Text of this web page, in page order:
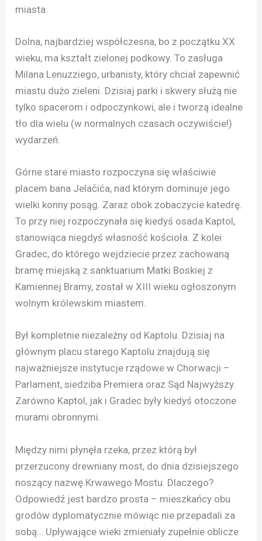
miasta.
Dolna, najbardziej współczesna, bo z początku XX
wieku, ma kształt zielonej podkowy. To zasługa
Milana Lenuzziego, urbanisty, który chciał zapewnić
miastu dużo zieleni. Dzisiaj parki i skwery służą nie
tylko spacerom i odpoczynkowi, ale i tworzą idealne
tło dla wielu (w normalnych czasach oczywiście!)
wydarzeń.
Górne stare miasto rozpoczyna się właściwie
placem bana Jelačića, nad którym dominuje jego
wielki konny posąg. Zaraz obok zobaczycie katedrę.
To przy niej rozpoczynała się kiedyś osada Kaptol,
stanowiąca niegdyś własność kościoła. Z kolei
Gradec, do którego wejdziecie przez zachowaną
bramę miejską z sanktuarium Matki Boskiej z
Kamiennej Bramy, został w XIII wieku ogłoszonym
wolnym królewskim miastem.
Był kompletnie niezależny od Kaptolu. Dzisiaj na
głównym placu starego Kaptolu znajdują się
najważniejsze instytucje rządowe w Chorwacji –
Parlament, siedziba Premiera oraz Sąd Najwyższy.
Zarówno Kaptol, jak i Gradec były kiedyś otoczone
murami obronnymi.
Między nimi płynęła rzeka, przez którą był
przerzucony drewniany most, do dnia dzisiejszego
noszący nazwę Krwawego Mostu. Dlaczego?
Odpowiedź jest bardzo prosta – mieszkańcy obu
grodów dyplomatycznie mówiąc nie przepadali za
sobą… Upływające wieki zmieniały zupełnie oblicze